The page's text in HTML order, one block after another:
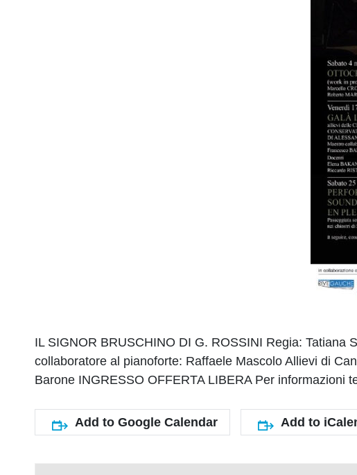
IL SIGNOR BRUSCHINO DI G. ROSSINI Regia:
collaboratore al pianoforte: Raffaele Mascolo Allievi di
Barone INGRESSO OFFERTA LIBERA Per informazioni
Add to Google Calendar Add to